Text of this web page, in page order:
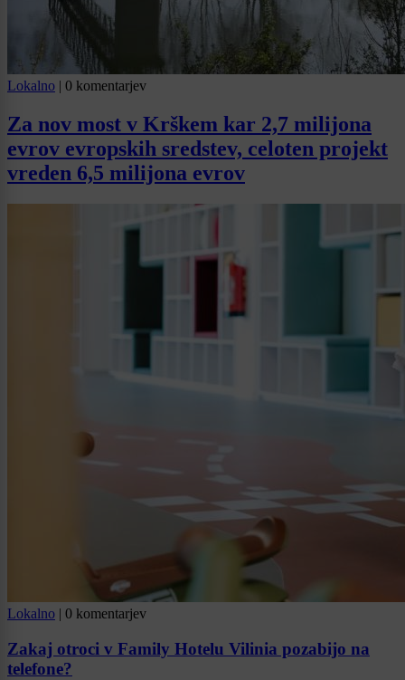
Lokalno | 0 komentarjev
Za nov most v Krškem kar 2,7 milijona
evrov evropskih sredstev, celoten projekt
vreden 6,5 milijona evrov
Lokalno | 0 komentarjev
Zakaj otroci v Family Hotelu Vilinia pozabijo na
telefone?